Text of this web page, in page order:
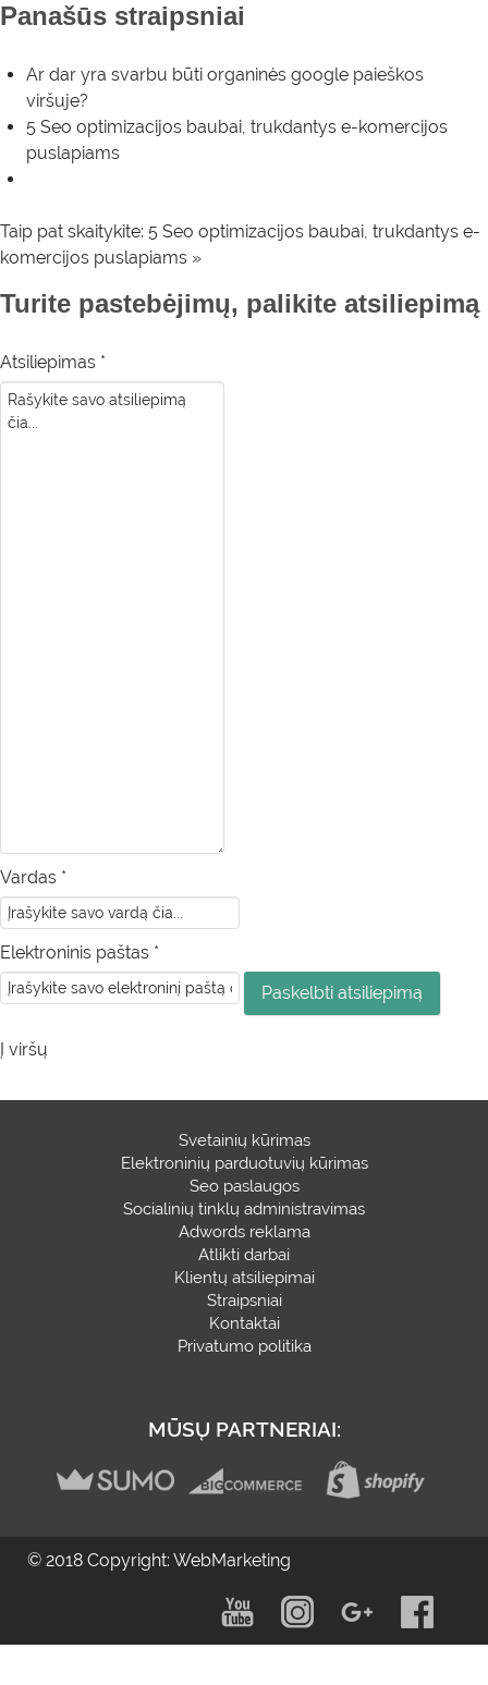
Panašūs straipsniai
Ar dar yra svarbu būti organinės google paieškos
viršuje?
5 Seo optimizacijos baubai, trukdantys e-komercijos
puslapiams
Taip pat skaitykite: 5 Seo optimizacijos baubai, trukdantys e-
komercijos puslapiams »
Turite pastebėjimų, palikite atsiliepimą
Atsiliepimas *
Vardas *
Elektroninis paštas *
Į viršų
Svetainių kūrimas
Elektroninių parduotuvių kūrimas
Seo paslaugos
Socialinių tinklų administravimas
Adwords reklama
Atlikti darbai
Klientų atsiliepimai
Straipsniai
Kontaktai
Privatumo politika
MŪSŲ PARTNERIAI:
© 2018 Copyright: WebMarketing